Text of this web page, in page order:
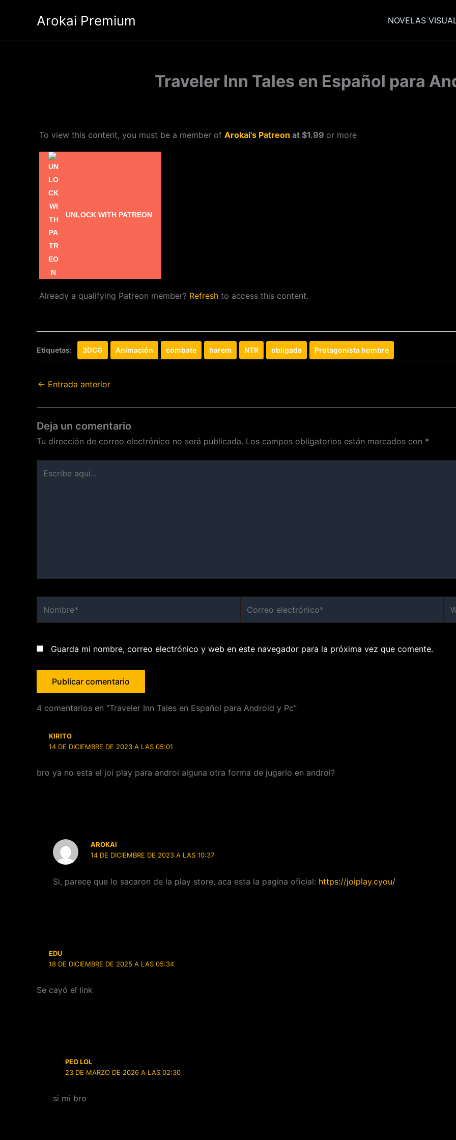
Arokai Premium NOVELAS
Traveler Inn Tales en Español para
To view this content, you must be a member of Arokai's Patreon at $1.99 or more
UNLOCK WITH PATREON
Already a qualifying Patreon member? Refresh to access this content.
Etiquetas: 3DCG Animación combate harem NTR obligada Protagonista hombre
← Entrada anterior
Deja un comentario
Tu dirección de correo electrónico no será publicada. Los campos obligatorios están marcados con *
aquí...
electrónico*
Guarda mi nombre, correo electrónico y web en este navegador para la próxima vez que comente.
4 comentarios en “Traveler Inn Tales en Español para Android y Pc”
KIRITO
14 DE DICIEMBRE DE 2023 A LAS 05:01
bro ya no esta el joi play para androi alguna otra forma de jugarlo en androi?
AROKAI
14 DE DICIEMBRE DE 2023 A LAS 10:37
Si, parece que lo sacaron de la play store, aca esta la pagina oficial: https://joiplay.cyou/
EDU
18 DE DICIEMBRE DE 2025 A LAS 05:34
Se cayó el link
PEO LOL
23 DE MARZO DE 2026 A LAS 02:30
si mi bro